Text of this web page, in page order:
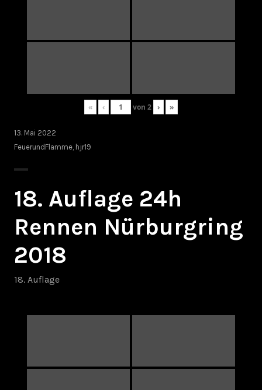
« ‹ von 2 › »
13. Mai 2022
FeuerundFlamme hjr19
18. Auflage 24h
Rennen Nürburgring
2018
18. Auflage